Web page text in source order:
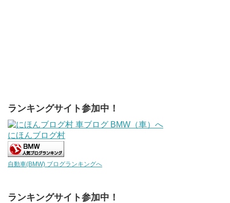
ランキングサイト参加中！
にほんブログ村
自動車(BMW) ブログランキングへ
ランキングサイト参加中！